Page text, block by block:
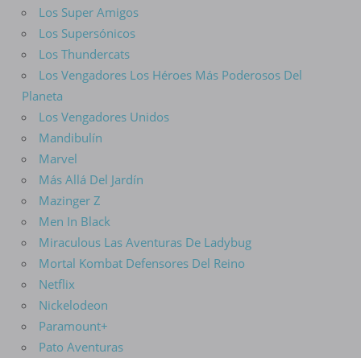
Los Super Amigos
Los Supersónicos
Los Thundercats
Los Vengadores Los Héroes Más Poderosos Del
Planeta
Los Vengadores Unidos
Mandibulín
Marvel
Más Allá Del Jardín
Mazinger Z
Men In Black
Miraculous Las Aventuras De Ladybug
Mortal Kombat Defensores Del Reino
Netflix
Nickelodeon
Paramount+
Pato Aventuras